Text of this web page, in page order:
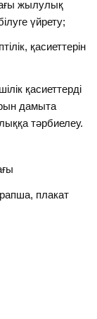
жылулық
үйрету;
қасиеттерін
қасиеттерді
дамыта
тәрбиелеу.
плакат